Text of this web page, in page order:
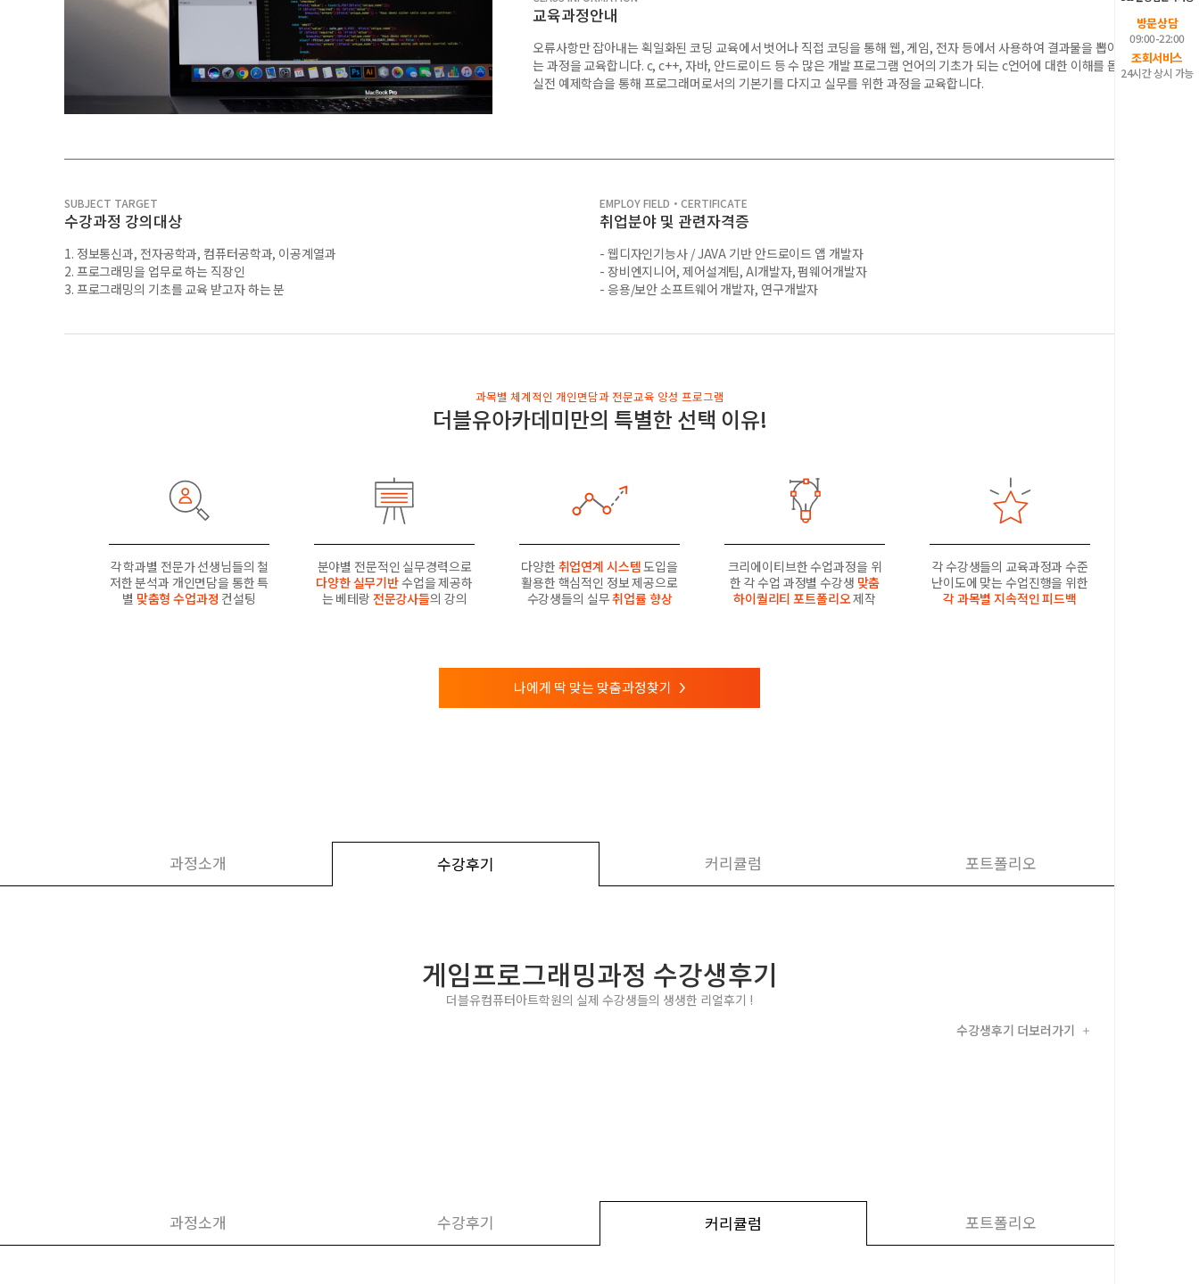
방문상담
09:00-22:00
조회서비스
24시간 상시 가능
교육과정안내
오류사항만 잡아내는 획일화된 코딩 교육에서 벗어나 직접 코딩을 통해 웹, 게임, 전자 등에서 사용하여 결과물을 뽑아내
는 과정을 교육합니다. c, c++, 자바, 안드로이드 등 수 많은 개발 프로그램 언어의 기초가 되는 c언어에 대한 이해를 돕고
실전 예제학습을 통해 프로그래머로서의 기본기를 다지고 실무를 위한 과정을 교육합니다.
SUBJECT TARGET
수강과정 강의대상
1. 정보통신과, 전자공학과, 컴퓨터공학과, 이공계열과
2. 프로그래밍을 업무로 하는 직장인
3. 프로그래밍의 기초를 교육 받고자 하는 분
EMPLOY FIELD・CERTIFICATE
취업분야 및 관련자격증
- 웹디자인기능사 / JAVA 기반 안드로이드 앱 개발자
- 장비엔지니어, 제어설계팀, AI개발자, 펌웨어개발자
- 응용/보안 소프트웨어 개발자, 연구개발자
과목별 체계적인 개인면담과 전문교육 양성 프로그램
더블유아카데미만의 특별한 선택 이유!
각 학과별 전문가 선생님들의 철
저한 분석과 개인면담을 통한 특
별 맞춤형 수업과정 컨설팅
분야별 전문적인 실무경력으로
다양한 실무기반수업을 제공하
는 베테랑 전문강사들의 강의
다양한 취업연계 시스템도입을
활용한 핵심적인 정보 제공으로
수강생들의 실무취업률 향상
크리에이티브한 수업과정을 위
한 각 수업 과정별 수강생 맞춤
하이퀄리티 포트폴리오제작
각 수강생들의 교육과정과 수준
난이도에 맞는 수업진행을 위한
각 과목별 지속적인 피드백
나에게 딱 맞는 맞춤과정찾기 >
과정소개 수강후기 커리큘럼 포트폴리오
게임프로그래밍과정 수강생후기
더블유컴퓨터아트학원의 실제 수강생들의 생생한 리얼후기 !
수강생후기 더보러가기
+
과정소개 수강후기 커리큘럼 포트폴리오